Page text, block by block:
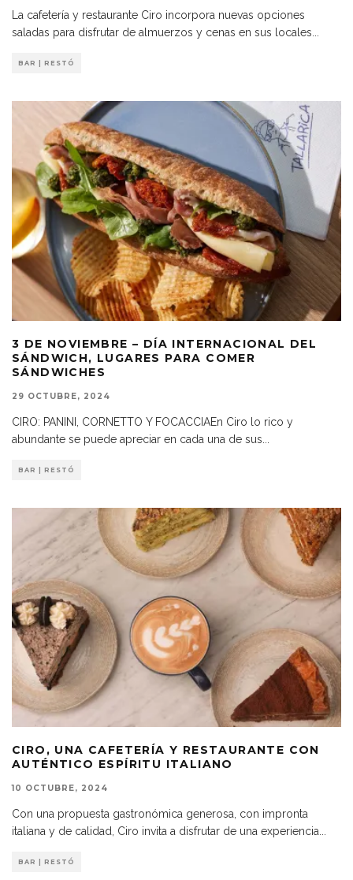
La cafetería y restaurante Ciro incorpora nuevas opciones
saladas para disfrutar de almuerzos y cenas en sus locales
BAR | RESTÓ
3 DE NOVIEMBRE – DÍA INTERNACIONAL DEL
SÁNDWICH, LUGARES PARA COMER
SÁNDWICHES
29 OCTUBRE, 2024
CIRO: PANINI, CORNETTO Y FOCACCIAEn Ciro lo rico y
abundante se puede apreciar en cada una de sus
BAR | RESTÓ
CIRO, UNA CAFETERÍA Y RESTAURANTE CON
AUTÉNTICO ESPÍRITU ITALIANO
10 OCTUBRE, 2024
Con una propuesta gastronómica generosa, con impronta
italiana y de calidad, Ciro invita a disfrutar de una experiencia...
BAR | RESTÓ